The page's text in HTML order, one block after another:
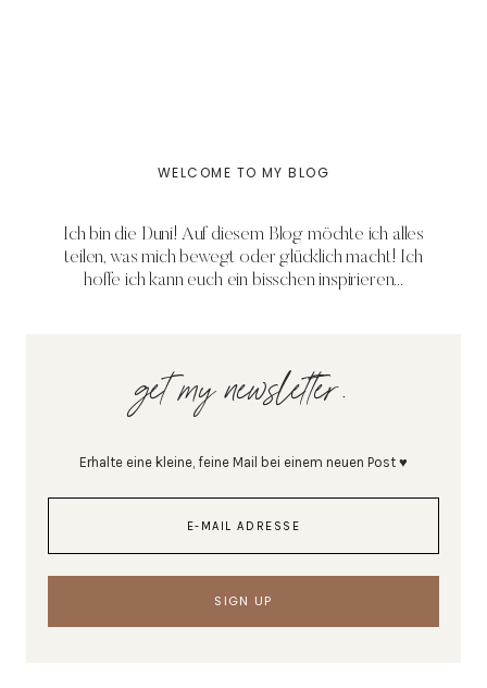
WELCOME TO MY BLOG
Ich bin die Duni! Auf diesem Blog möchte ich alles
teilen, was mich bewegt oder glücklich macht! Ich
hoffe ich kann euch ein bisschen inspirieren...
get my newsletter.
Erhalte eine kleine, feine Mail bei einem neuen Post ♥